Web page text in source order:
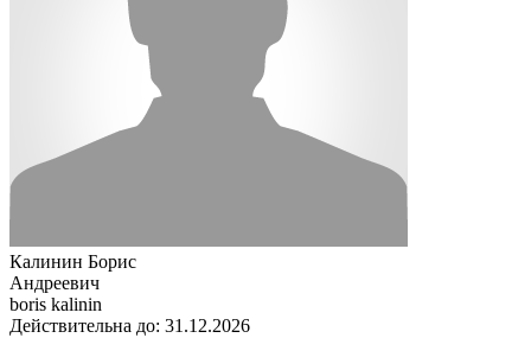
Калинин Борис
Андреевич
boris kalinin
Действительна до: 31.12.2026